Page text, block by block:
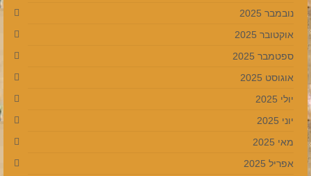
נובמבר 2025
אוקטובר 2025
ספטמבר 2025
אוגוסט 2025
יולי 2025
יוני 2025
מאי 2025
אפריל 2025